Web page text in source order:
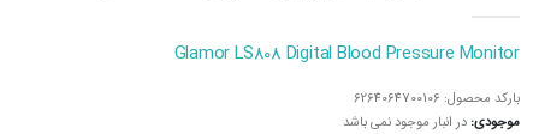
Glamor LS808 Digital Blood Pressure Monitor
بارکد محصول: 6264064700106
موجودی: در انبار موجود نمی باشد